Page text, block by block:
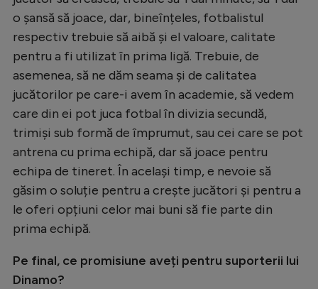
o șansă să joace, dar, bineînțeles, fotbalistul
respectiv trebuie să aibă și el valoare, calitate
pentru a fi utilizat în prima ligă. Trebuie, de
asemenea, să ne dăm seama și de calitatea
jucătorilor pe care-i avem în academie, să vedem
care din ei pot juca fotbal în divizia secundă,
trimiși sub formă de împrumut, sau cei care se pot
antrena cu prima echipă, dar să joace pentru
echipa de tineret. În același timp, e nevoie să
găsim o soluție pentru a crește jucători și pentru a
le oferi opțiuni celor mai buni să fie parte din
prima echipă.
Pe final, ce promisiune aveți pentru suporterii lui
Dinamo?